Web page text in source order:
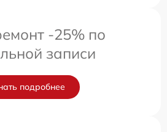
-25% по
записи
подробнее